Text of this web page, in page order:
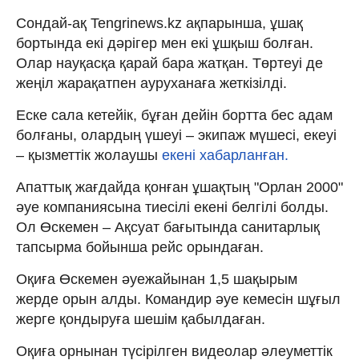
Сондай-ақ Tengrinews.kz ақпарынша, ұшақ
бортында екі дәрігер мен екі ұшқыш болған.
Олар науқасқа қарай бара жатқан. Төртеуі де
жеңіл жарақатпен ауруханаға жеткізілді.
Еске сала кетейік, бұған дейін бортта бес адам
болғаны, олардың үшеуі – экипаж мүшесі, екеуі
– қызметтік жолаушы екені хабарланған.
Апаттық жағдайда қонған ұшақтың "Орлан 2000"
әуе компаниясына тиесілі екені белгілі болды.
Ол Өскемен – Ақсуат бағытында санитарлық
тапсырма бойынша рейс орындаған.
Оқиға Өскемен әуежайынан 1,5 шақырым
жерде орын алды. Командир әуе кемесін шұғыл
жерге қондыруға шешім қабылдаған.
Оқиға орнынан түсірілген видеолар әлеуметтік